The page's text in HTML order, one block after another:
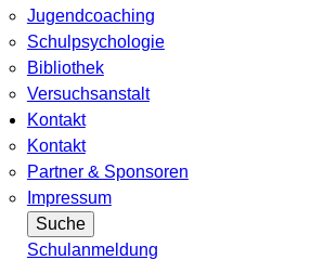
Jugendcoaching
Schulpsychologie
Bibliothek
Versuchsanstalt
Kontakt
Kontakt
Partner & Sponsoren
Impressum
Suche
Schulanmeldung